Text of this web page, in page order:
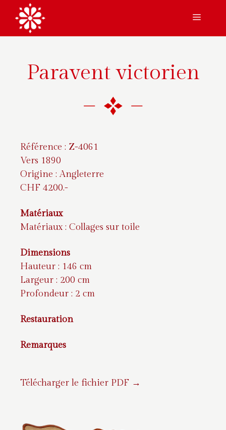
contenu
Menu
Paravent victorien
Référence : Z-4061
Vers 1890
Origine : Angleterre
CHF 4200.-
Matériaux
Matériaux : Collages sur toile
Dimensions
Hauteur : 146 cm
Largeur : 200 cm
Profondeur : 2 cm
Restauration
Remarques
Télécharger le fichier PDF →